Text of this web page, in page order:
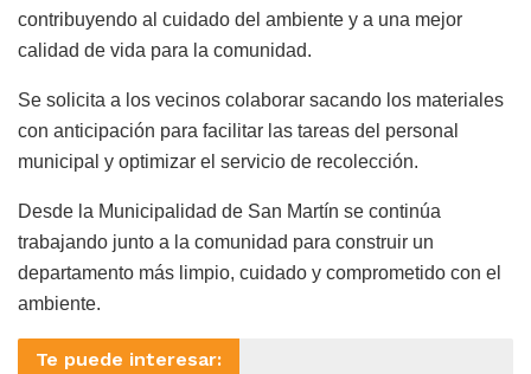
contribuyendo al cuidado del ambiente y a una mejor
calidad de vida para la comunidad.
Se solicita a los vecinos colaborar sacando los materiales
con anticipación para facilitar las tareas del personal
municipal y optimizar el servicio de recolección.
Desde la Municipalidad de San Martín se continúa
trabajando junto a la comunidad para construir un
departamento más limpio, cuidado y comprometido con el
ambiente.
Te puede interesar: